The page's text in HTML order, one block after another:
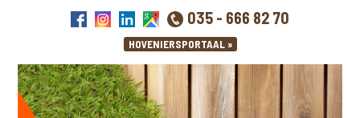
035 - 666 82 70